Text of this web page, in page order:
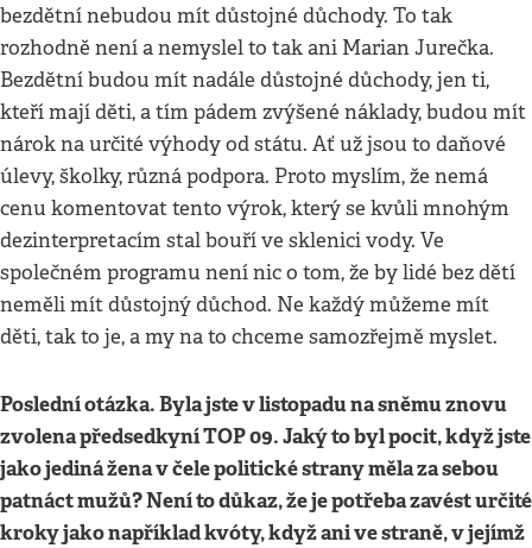
bezdětní nebudou mít důstojné důchody. To tak
rozhodně není a nemyslel to tak ani Marian Jurečka.
Bezdětní budou mít nadále důstojné důchody, jen ti,
kteří mají děti, a tím pádem zvýšené náklady, budou mít
nárok na určité výhody od státu. Ať už jsou to daňové
úlevy, školky, různá podpora. Proto myslím, že nemá
cenu komentovat tento výrok, který se kvůli mnohým
dezinterpretacím stal bouří ve sklenici vody. Ve
společném programu není nic o tom, že by lidé bez dětí
neměli mít důstojný důchod. Ne každý můžeme mít
děti, tak to je, a my na to chceme samozřejmě myslet.
Poslední otázka. Byla jste v listopadu na sněmu znovu
zvolena předsedkyní TOP 09. Jaký to byl pocit, když jste
jako jediná žena v čele politické strany měla za sebou
patnáct mužů?Není to důkaz, že je potřeba zavést určité
kroky jako například kvóty, když ani ve straně, v jejímž